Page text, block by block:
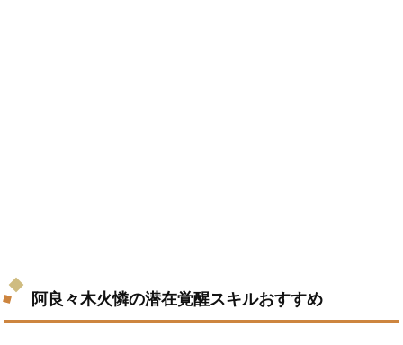
阿良々木火憐の潜在覚醒スキルおすすめ